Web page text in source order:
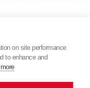
on site performance
to enhance and